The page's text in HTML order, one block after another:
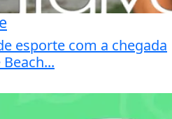
esporte com a chegada